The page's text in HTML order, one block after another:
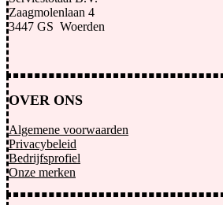
Zaagmolenlaan 4
3447 GS Woerden
OVER ONS
Algemene voorwaarden
Privacybeleid
Bedrijfsprofiel
Onze merken